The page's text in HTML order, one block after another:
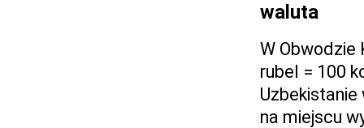
waluta
W Obwodzie
rubel = 100
na miejscu